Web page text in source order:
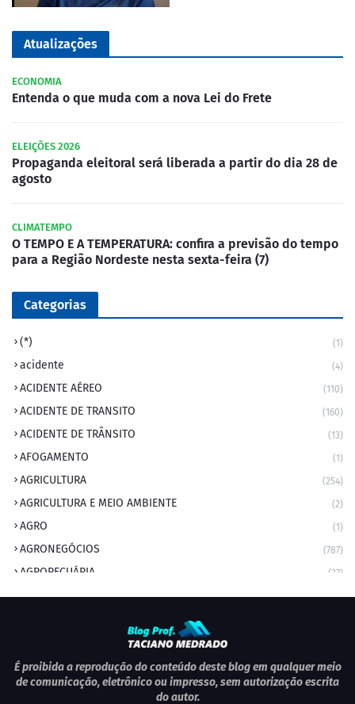
Atualizações
ECONOMIA
Entenda o que muda com a nova Lei do Frete
ELEIÇÕES 2026
Propaganda eleitoral será liberada a partir do dia 28 de
agosto
CLIMATEMPO
O TEMPO E A TEMPERATURA: confira a previsão do tempo
para a Região Nordeste nesta sexta-feira (7)
Categorias
(*) (1)
acidente (4)
ACIDENTE AÉREO (110)
ACIDENTE DE TRANSITO (160)
ACIDENTE DE TRÂNSITO (13)
AFOGAMENTO (1)
AGRICULTURA (254)
AGRICULTURA E MEIO AMBIENTE (2)
AGRO (1)
AGRONEGÓCIOS (787)
AGROPECUÁRIA (37)
AMBIENTE (9)
ANIVERSÁRIO DA CIDADE
ANIVERSÁRIOS (1)
APEXBRASIL (1)
É proibida a reprodução do conteúdo deste blog em qualquer meio
de comunicação, eletrônico ou impresso, sem autorização escrita
do autor.